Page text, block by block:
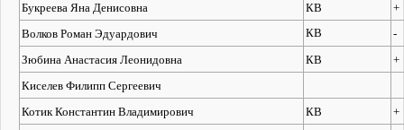
Букреева Яна Денисовна
КВ
+
Волков Роман Эдуардович
КВ
-
Зюбина Анастасия Леонидовна
КВ
+
Киселев Филипп Сергеевич
Котик Константин Владимирович
КВ
+